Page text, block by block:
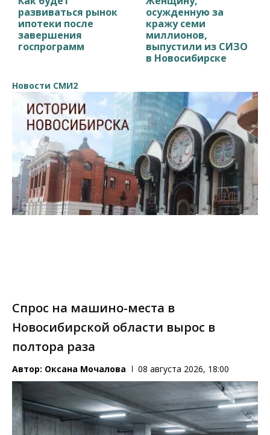
развиваться рынок
ипотеки после
завершения
госпрограмм
осужденную за
кражу семи
миллионов,
выпустили из СИЗО
в Новосибирске
Новости СМИ2
Спрос на машино-места в
Новосибирской области вырос в
полтора раза
Автор: Оксана Мочалова 08 августа 2026, 18:00